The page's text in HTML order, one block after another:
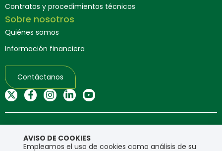
Contratos y procedimientos técnicos
Sobre nosotros
Quiénes somos
Información financiera
Contáctanos
Mapa del sitio web
AVISO DE COOKIES
Empleamos el uso de cookies como análisis de su